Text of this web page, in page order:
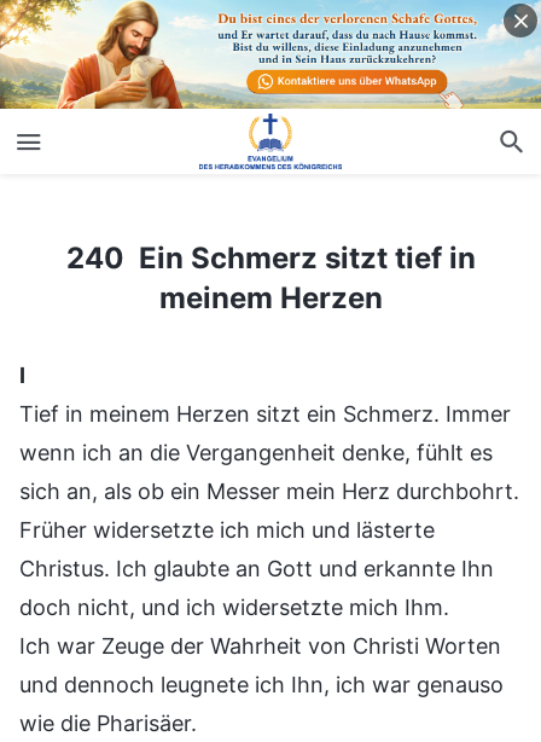
240 Ein Schmerz sitzt tief in meinem Herzen
240 Ein Schmerz sitzt tief in
meinem Herzen
Ⅰ
Tief in meinem Herzen sitzt ein Schmerz. Immer
wenn ich an die Vergangenheit denke, fühlt es
sich an, als ob ein Messer mein Herz durchbohrt.
Früher widersetzte ich mich und lästerte
Christus. Ich glaubte an Gott und erkannte Ihn
doch nicht, und ich widersetzte mich Ihm.
Ich war Zeuge der Wahrheit von Christi Worten
und dennoch leugnete ich Ihn, ich war genauso
wie die Pharisäer.